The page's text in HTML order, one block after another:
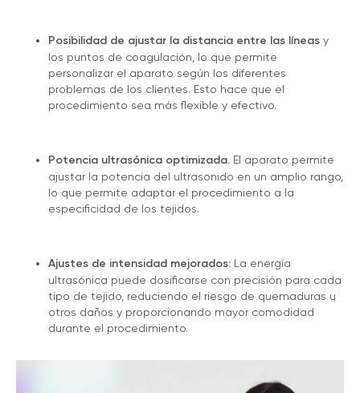
Posibilidad de ajustar la distancia entre las líneas y
los puntos de coagulación, lo que permite
personalizar el aparato según los diferentes
problemas de los clientes. Esto hace que el
procedimiento sea más flexible y efectivo.
Potencia ultrasónica optimizada. El aparato permite
ajustar la potencia del ultrasonido en un amplio rango,
lo que permite adaptar el procedimiento a la
especificidad de los tejidos.
Ajustes de intensidad mejorados: La energía
ultrasónica puede dosificarse con precisión para cada
tipo de tejido, reduciendo el riesgo de quemaduras u
otros daños y proporcionando mayor comodidad
durante el procedimiento.